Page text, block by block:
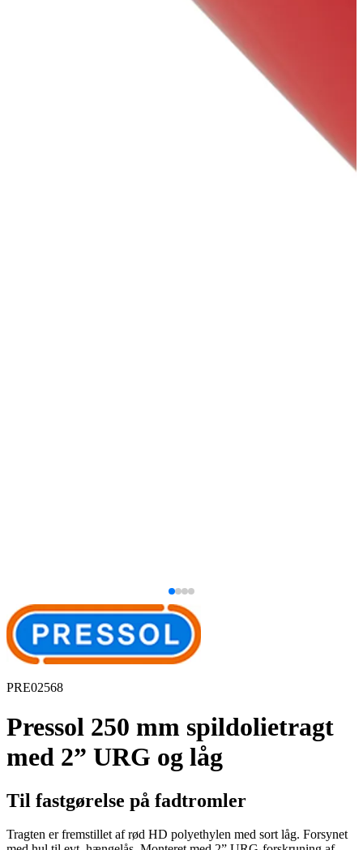
PRE02568
Pressol 250 mm spildolietragt
med 2” URG og låg
Til fastgørelse på fadtromler
Tragten er fremstillet af rød HD polyethylen med sort låg. Forsynet